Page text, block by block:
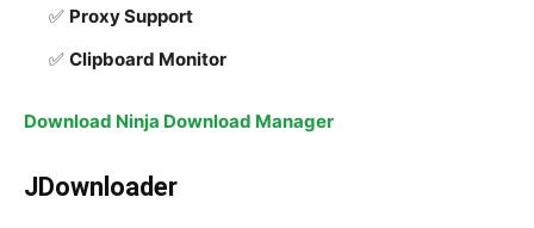
Proxy Support
Clipboard Monitor
Download Ninja Download Manager
JDownloader